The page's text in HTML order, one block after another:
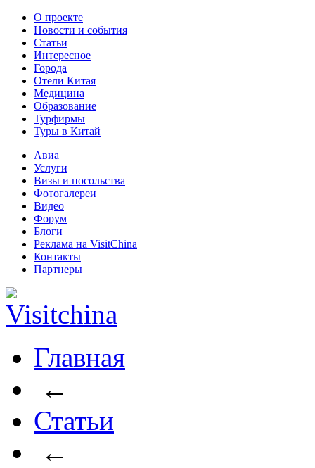
О проекте
Новости и события
Статьи
Интересное
Города
Отели Китая
Медицина
Образование
Турфирмы
Туры в Китай
Авиа
Услуги
Визы и посольства
Фотогалереи
Видео
Форум
Блоги
Реклама на VisitChina
Контакты
Партнеры
Главная
←
Статьи
←